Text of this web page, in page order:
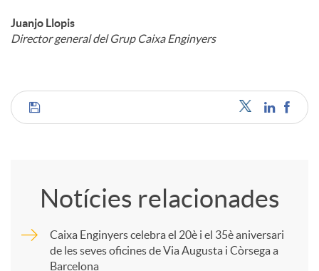
Juanjo Llopis
Director general del Grup Caixa Enginyers
C
Notícies relacionades
Caixa Enginyers celebra el 20è i el 35è aniversari
de les seves oficines de Via Augusta i Còrsega a
Barcelona